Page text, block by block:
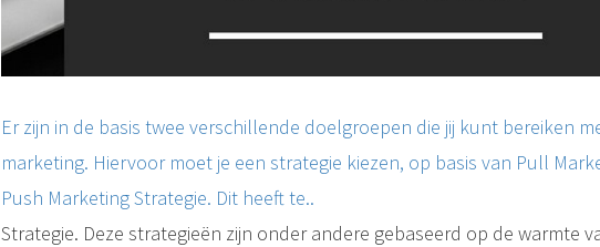
Er zijn in de basis twee verschillende doelgroepen die jij kunt bereiken
marketing. Hiervoor moet je een strategie kiezen, op basis van Pull
Push Marketing Strategie. Dit heeft te..
Strategie. Deze strategieën zijn onder andere gebaseerd op de warmte